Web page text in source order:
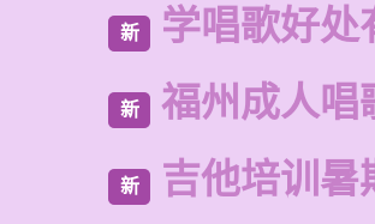
新 学唱歌好处
新 福州成人唱
新 吉他培训暑